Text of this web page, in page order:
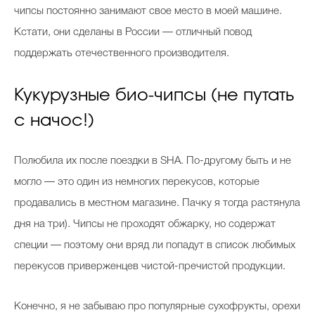
чипсы постоянно занимают свое место в моей машине.
Кстати, они сделаны в России — отличный повод
поддержать отечественного производителя.
Кукурузные био-чипсы (не путать
с начос!)
Полюбила их после поездки в SHA. По-другому быть и не
могло — это один из немногих перекусов, которые
продавались в местном магазине. Пачку я тогда растянула
дня на три). Чипсы не проходят обжарку, но содержат
специи — поэтому они вряд ли попадут в список любимых
перекусов приверженцев чистой-пречистой продукции.
Конечно, я не забываю про популярные сухофрукты, орехи